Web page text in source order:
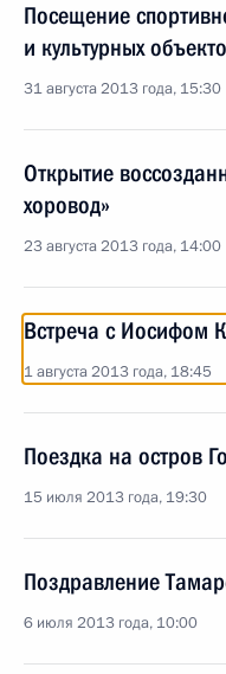
Посещение
и культурных
31 августа 2013 года, 15:30
Открытие
хоровод»
23 августа 2013 года, 14:00
Встреча с Иосифом
1 августа 2013 года, 18:45
Поездка на остров
15 июля 2013 года, 19:30
Поздравление
6 июля 2013 года, 10:00